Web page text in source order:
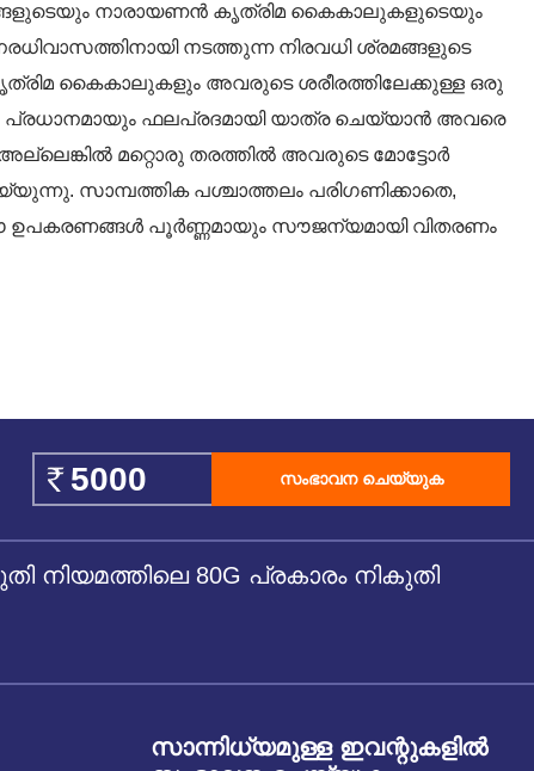
നാരായണൻ കൃത്രിമ കൈകാലുകളുടെയും
നടത്തുന്ന നിരവധി ശ്രമങ്ങളുടെ
കൈകാലുകളും അവരുടെ ശരീരത്തിലേക്കുള്ള ഒരു
പ്രധാനമായും ഫലപ്രദമായി യാത്ര ചെയ്യാൻ അവരെ
മറ്റൊരു തരത്തിൽ അവരുടെ മോട്ടോർ
സാമ്പത്തിക പശ്ചാത്തലം പരിഗണിക്കാതെ,
പൂർണ്ണമായും സൗജന്യമായി വിതരണം
സംഭാവന ചെയ്യുക
80G പ്രകാരം നികുതി
സാന്നിധ്യമുള്ള ഇവന്റുകളില്‍